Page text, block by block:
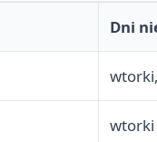
Dni
wtorki